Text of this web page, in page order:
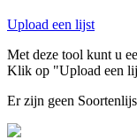
Upload een lijst
Met deze tool kunt u
Klik op "Upload een
Er zijn geen